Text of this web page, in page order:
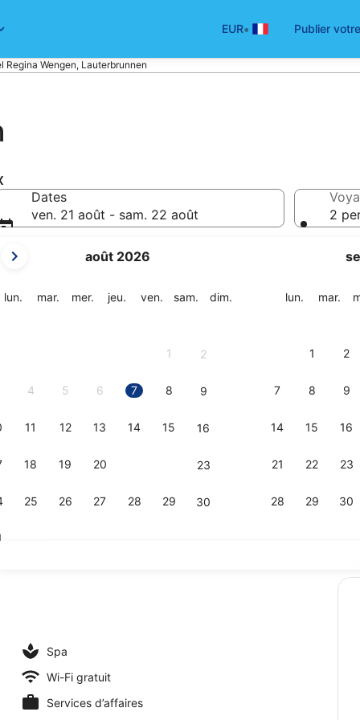
EUR• Publier
Regina Wengen, Lauterbrunnen
Dates
ven. 21 août - sam. 22 août
mois
sont
août 2026
lun. lundimar. mardi
mer. mercredi
jeu. jeudiven. vendredi
sam. samedi
dim.
1 2
4 5 6 7 8 9
11 12 13 14 15 16
18 19 20 23
25 26 27 28 29 30
lun. lundimar.
1 2
7 8 9
14 15 16
21 22 23
28 29 30
2
Petit
Spa
Wi-Fi gratuit
Services d’affaires